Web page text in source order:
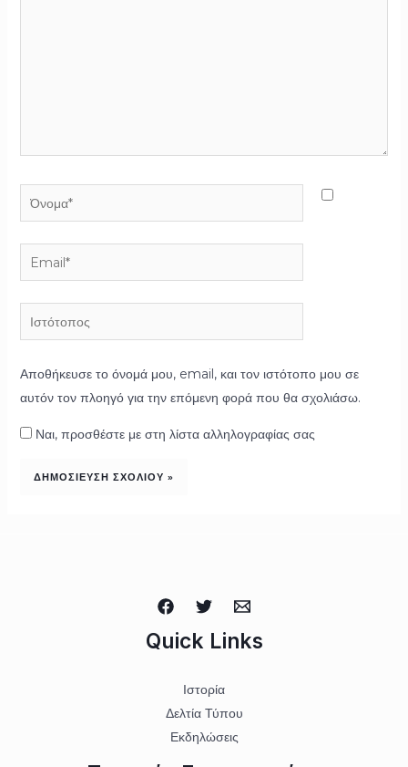
Όνομα*
Email*
Ιστότοπος
Αποθήκευσε το όνομά μου, email, και τον ιστότοπο μου σε
αυτόν τον πλοηγό για την επόμενη φορά που θα σχολιάσω.
Ναι, προσθέστε με στη λίστα αλληλογραφίας σας
Quick Links
Ιστορία
Δελτία Τύπου
Εκδηλώσεις